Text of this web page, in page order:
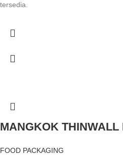
tersedia.
MANGKOK THINWALL
FOOD PACKAGING